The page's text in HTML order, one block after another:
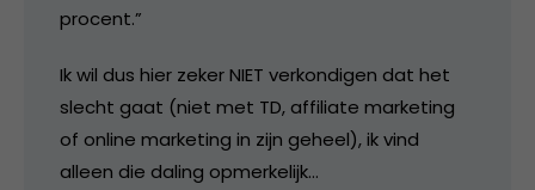
procent.”
Ik wil dus hier zeker NIET verkondigen dat het
slecht gaat (niet met TD, affiliate marketing
of online marketing in zijn geheel), ik vind
alleen die daling opmerkelijk…